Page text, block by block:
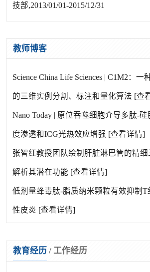
技部,2013/01/01-2015/12/31
教师博客
Science China Life Sciences | C1M2：
的三维实例分割、标注和量化算法 [查
Nano Today | 原位吞噬细胞介导多肽-
度渗透和ICG光热效应增强 [查看详情]
张智红教授团队绘制肝脏淋巴管的精
解析其潜在功能 [查看详情]
低剂量蜂毒肽-脂质纳米颗粒有效抑制T
性皮炎 [查看详情]
教育经历 / 工作经历